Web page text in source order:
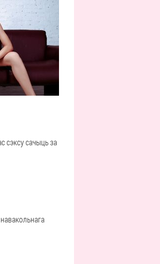
сэксу сачыць за